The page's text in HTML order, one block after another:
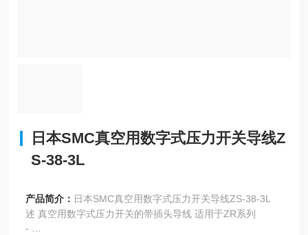
日本SMC真空用数字式压力开关导线Z
S-38-3L
产品简介： 日本SMC真空用数字式压力开关导线ZS-38-3L
述 真空用数字式压力开关的带插头导线 适用于ZR系列
-